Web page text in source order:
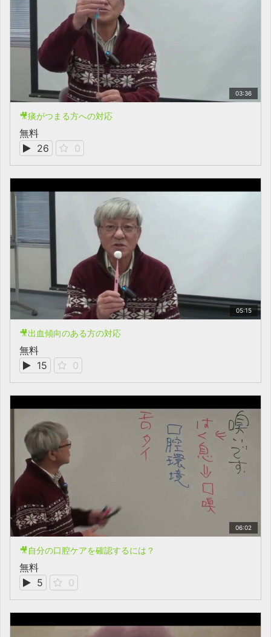
03:36
🎥痰がつまる方への対応
無料
26
0
05:15
🎥出血傾向のある方の対応
無料
15
0
06:02
🎥自分の口腔ケアを確認するには？
無料
5
0